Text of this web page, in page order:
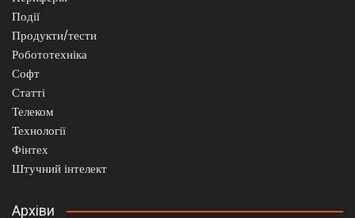
Події
Продукти/тести
Робототехніка
Софт
Статті
Телеком
Технології
Фінтех
Штучний інтелект
Архіви